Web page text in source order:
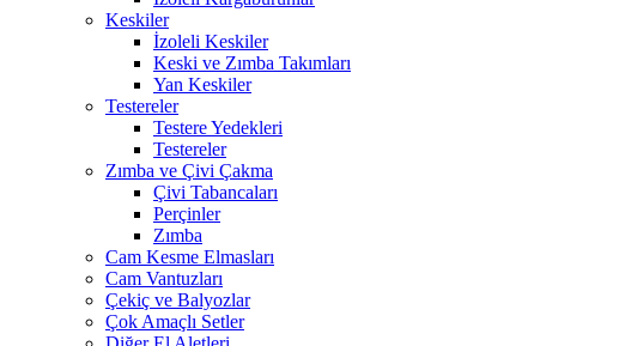
Keskiler
İzoleli Keskiler
Keski ve Zımba Takımları
Yan Keskiler
Testereler
Testere Yedekleri
Testereler
Zımba ve Çivi Çakma
Çivi Tabancaları
Perçinler
Zımba
Cam Kesme Elmasları
Cam Vantuzları
Çekiç ve Balyozlar
Çok Amaçlı Setler